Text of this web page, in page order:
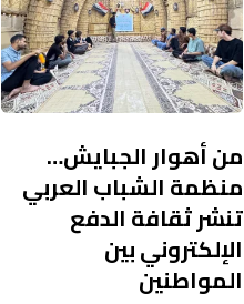
من أهوار الجبايش…
منظمة الشباب العربي
تنشر ثقافة الدفع
الإلكتروني بين
المواطنين